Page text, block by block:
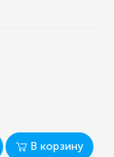
В корзину